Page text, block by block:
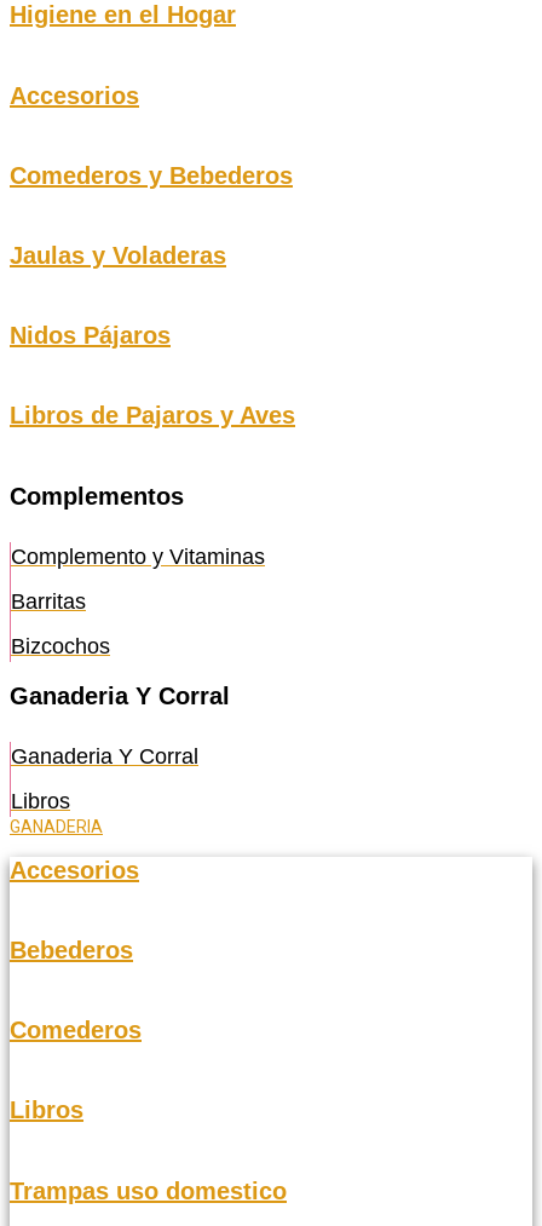
Higiene en el Hogar
Accesorios
Comederos y Bebederos
Jaulas y Voladeras
Nidos Pájaros
Libros de Pajaros y Aves
Complementos
Complemento y Vitaminas
Barritas
Bizcochos
Ganaderia Y Corral
Ganaderia Y Corral
Libros
GANADERIA
Accesorios
Bebederos
Comederos
Libros
Trampas uso domestico